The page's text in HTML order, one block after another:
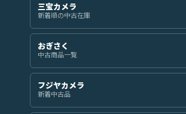
三宝カメラ
新着順の中古在庫
おぎさく
中古商品一覧
フジヤカメラ
新着中古品